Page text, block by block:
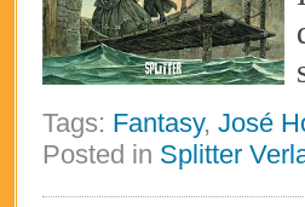
Tags: Fantasy, José
Posted in Splitter